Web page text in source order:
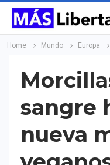
Home Mundo Europa
sangre
nueva